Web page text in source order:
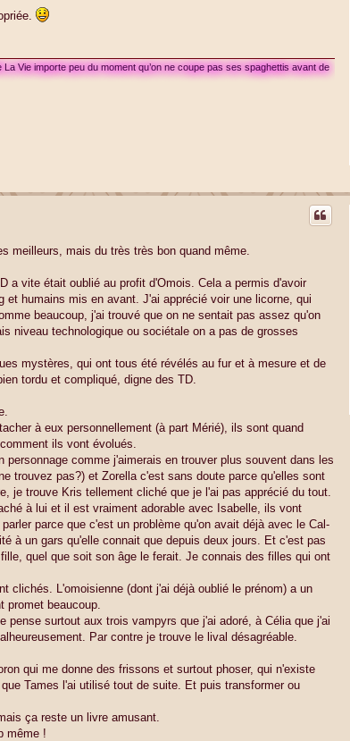
Vie importe peu du moment qu’on ne coupe pas ses spaghettis avant de
meilleurs, mais du très très bon quand même.
a vite était oublié au profit d'Omois. Cela a permis d'avoir
humains mis en avant. J'ai apprécié voir une licorne, qui
beaucoup, j'ai trouvé que on ne sentait pas assez qu'on
niveau technologique ou sociétale on a pas de grosses
mystères, qui ont tous été révélés au fur et à mesure et de
tordu et compliqué, digne des TD.
à eux personnellement (à part Mérié), ils sont quand
ils vont évolués.
comme j'aimerais en trouver plus souvent dans les
trouvez pas?) et Zorella c'est sans doute parce qu'elles sont
je trouve Kris tellement cliché que je l'ai pas apprécié du tout.
à lui et il est vraiment adorable avec Isabelle, ils vont
parce que c'est un problème qu'on avait déjà avec le Cal-
à un gars qu'elle connait que depuis deux jours. Et c'est pas
quel que soit son âge le ferait. Je connais des filles qui ont
clichés. L'omoisienne (dont j'ai déjà oublié le prénom) a un
beaucoup.
surtout aux trois vampyrs que j'ai adoré, à Célia que j'ai
Par contre je trouve le lival désagréable.
qui me donne des frissons et surtout phoser, qui n'existe
Tames l'ai utilisé tout de suite. Et puis transformer ou
ça reste un livre amusant.
même !